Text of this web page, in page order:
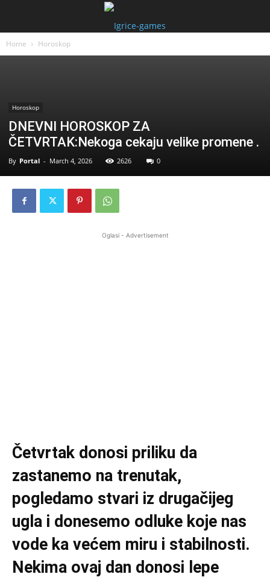
Home Horoskop
Horoskop
DNEVNI HOROSKOP ZA
ČETVRTAK:Nekoga cekaju velike promene .
By Portal - March 4, 2026 2626 0
Oglasi - Advertisement
Četvrtak donosi priliku da
zastanemo na trenutak,
pogledamo stvari iz drugačijeg
ugla i donesemo odluke koje nas
vode ka većem miru i stabilnosti.
Nekima ovaj dan donosi lepe